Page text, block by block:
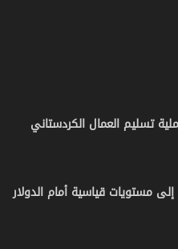
تسليم العمال الكردستاني
إلى مستويات قياسية أمام الدولار